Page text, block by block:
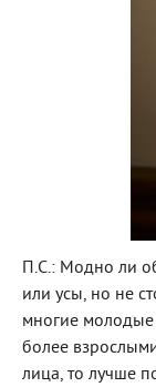
П.С.: Модно ли
или усы, но не
многие молодые
более
лица, то лучше